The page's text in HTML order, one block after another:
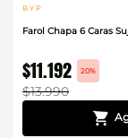
B Y P
Farol Chapa 6 Caras
$11.192 20%
$13.990